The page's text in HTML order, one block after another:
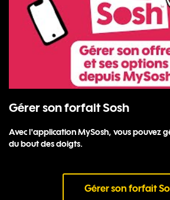
Gérer son forfait Sosh
Avec l'application MySosh, vous pouvez
du bout des doigts.
Gérer son forfait